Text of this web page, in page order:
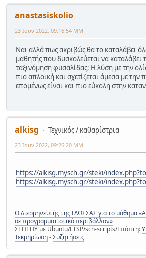
anastasiskolio
23 Ιουν 2022, 09:16:54 ΜΜ
Ναι αλλά πως ακριβώς θα το καταλάβει
μαθητής που δυσκολεύεται να καταλάβει
ταξινόμηση φυσαλίδας; Η λύση με την
πιο απλοϊκή και σχετίζεται άμεσα με την
επομένως είναι και πιο εύκολη στην
alkisg
Τεχνικός / καθαρίστρια
23 Ιουν 2022, 09:26:20 ΜΜ
https://alkisg.mysch.gr/steki/
https://alkisg.mysch.gr/steki/
Ο Διερμηνευτής της ΓΛΩΣΣΑΣ για το μάθημα
σε προγραμματιστικό περιβάλλον»
ΣΕΠΕΗΥ με Ubuntu/LTSP/sch-scripts/Επόπτη:
Τεκμηρίωση-Συζητήσεις